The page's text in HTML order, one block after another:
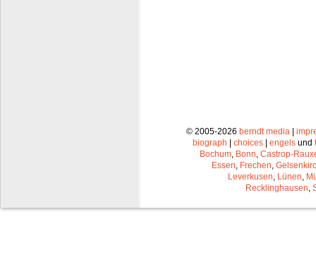
© 2005-2026 berndt media |
biograph | choices | engels und
Bochum Bonn Castrop-
Essen Frechen
Leverkusen Lünen
Recklinghausen